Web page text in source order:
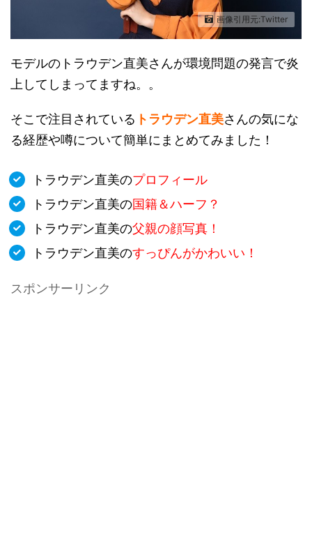
画像引用元:Twitter
モデルのトラウデン直美さんが環境問題の発言で炎
上してしまってますね。。
そこで注目されている トラウデン直美さんの気にな
る経歴や噂について簡単にまとめてみました！
トラウデン直美のプロフィール
トラウデン直美の国籍＆ハーフ？
トラウデン直美の父親の顔写真！
トラウデン直美のすっぴんがかわいい！
スポンサーリンク